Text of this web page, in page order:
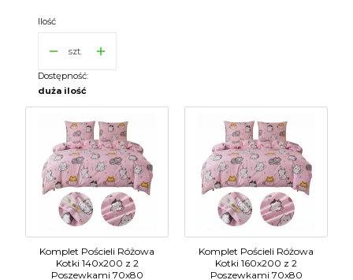
Ilość
szt.
Dostępność:
duża ilość
Komplet Pościeli Różowa
Kotki 140x200 z 2
Poszewkami 70x80
Komplet Pościeli Różowa
Kotki 160x200 z 2
Poszewkami 70x80